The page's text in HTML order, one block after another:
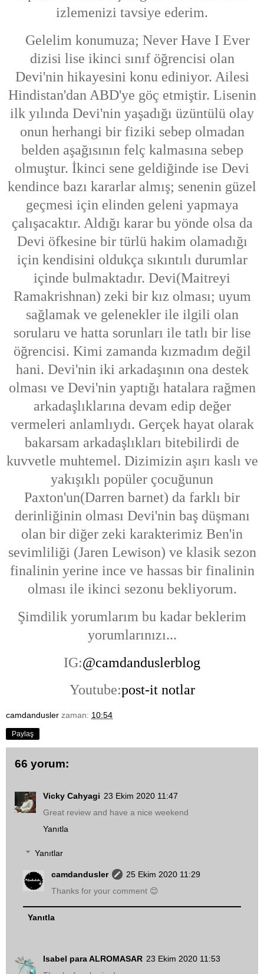
izlemenizi tavsiye ederim.
Gelelim konumuza; Never Have I Ever
dizisi lise ikinci sınıf öğrencisi olan
Devi'nin hikayesini konu ediniyor. Ailesi
Hindistan'dan ABD'ye göç etmiştir. Lisenin
ilk yılında Devi'nin yaşadığı üzüntülü olay
onun herhangi bir fiziki sebep olmadan
belden aşağısının felç kalmasına sebep
olmuştur. İkinci sene geldiğinde ise Devi
kendince bazı kararlar almış; senenin güzel
geçmesi için elinden geleni yapmaya
çalışacaktır. Aldığı karar bu yönde olsa da
Devi öfkesine bir türlü hakim olamadığı
için kendisini oldukça sıkıntılı durumlar
içinde bulmaktadır. Devi(Maitreyi
Ramakrishnan) zeki bir kız olması; uyum
sağlamak ve gelenekler ile ilgili olan
sorularu ve hatta sorunları ile tatlı bir lise
öğrencisi. Kimi zamanda kızmadım değil
hani. Devi'nin iki arkadaşının ona destek
olması ve Devi'nin yaptığı hatalara rağmen
arkadaşlıklarına devam edip değer
vermeleri anlamlıydı. Gerçek hayat olarak
bakarsam arkadaşlıkları bitebilirdi de
kuvvetle muhtemel. Dizimizin aşırı kaslı ve
yakışıklı popüler çocuğunun
Paxton'un(Darren barnet) da farklı bir
derinliğinin olması Devi'nin baş düşmanı
olan bir diğer zeki karakterimiz Ben'in
sevimliliği (Jaren Lewison) ve klasik sezon
finalinin yerine ince ve hassas bir finalinin
olması ile ikinci sezonu bekliyorum.
Şimdilik yorumlarım bu kadar beklerim
yorumlarınızı...
IG:@camdanduslerblog
Youtube:post-it notlar
camdandusler zaman: 10:54
Paylaş
66 yorum:
Vicky Cahyagi 23 Ekim 2020 11:47
Great review and have a nice weekend
Yanıtla
Yanıtlar
camdandusler
25 Ekim 2020 11:29
Thanks for your comment 😊
Yanıtla
Isabel para ALROMASAR 23 Ekim 2020 11:53